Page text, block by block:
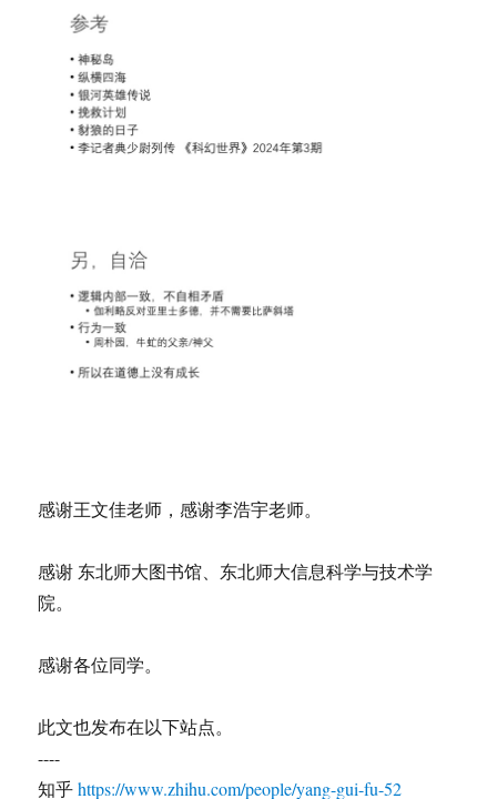
感谢王文佳老师，感谢李浩宇老师。
感谢 东北师大图书馆、东北师大信息科学与技术学
院。
感谢各位同学。
此文也发布在以下站点。
----
知乎https://www.zhihu.com/people/yang-gui-fu-52